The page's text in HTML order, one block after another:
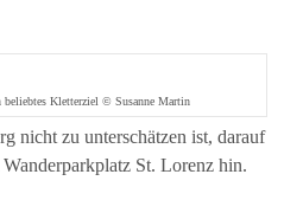
beliebtes Kletterziel © Susanne Martin
nicht zu unterschätzen ist, darauf
St. Lorenz hin.